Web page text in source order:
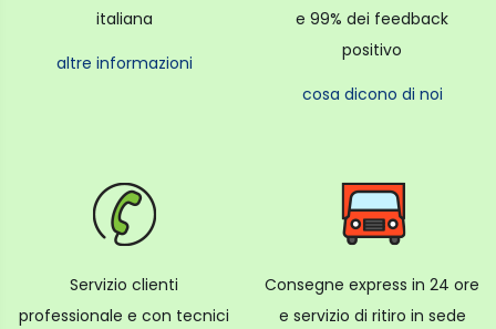
italiana
altre informazioni
e 99% dei feedback
positivo
cosa dicono di noi
Servizio clienti
professionale e con tecnici
Consegne express in 24 ore
e servizio di ritiro in sede